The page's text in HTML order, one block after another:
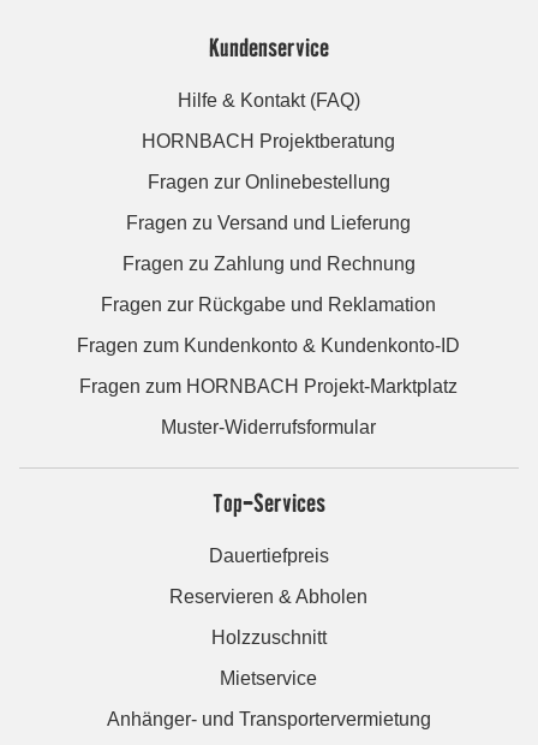
Kundenservice
Hilfe & Kontakt (FAQ)
HORNBACH Projektberatung
Fragen zur Onlinebestellung
Fragen zu Versand und Lieferung
Fragen zu Zahlung und Rechnung
Fragen zur Rückgabe und Reklamation
Fragen zum Kundenkonto & Kundenkonto-ID
Fragen zum HORNBACH Projekt-Marktplatz
Muster-Widerrufsformular
Top-Services
Dauertiefpreis
Reservieren & Abholen
Holzzuschnitt
Mietservice
Anhänger- und Transportervermietung